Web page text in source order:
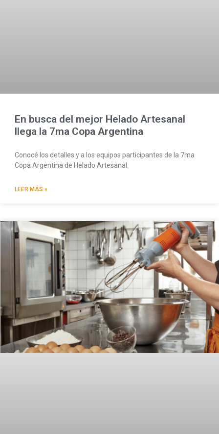
En busca del mejor Helado Artesanal
llega la 7ma Copa Argentina
Conocé los detalles y a los equipos participantes de la 7ma
Copa Argentina de Helado Artesanal.
LEER MÁS »